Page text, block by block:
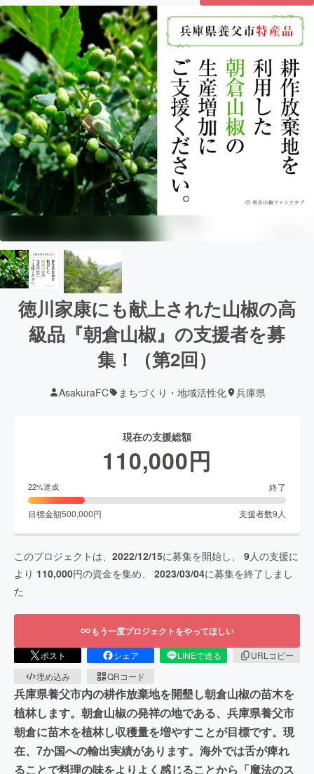
徳川家康にも献上された山椒の高
級品『朝倉山椒』の支援者を募
集！（第2回）
AsakuraFC まちづくり・地域活性化 兵庫県
現在の支援総額
110,000円
22%達成 終了
目標金額500,000円 支援者数9 人
このプロジェクトは、 2022/12/15に募集を開始し、 9人の支援に
より 110,000円の資金を集め、 2023/03/04に募集を終了しまし
た
もう一度プロジェクトをやってほしい
ポスト シェア LINEで送る
URLコピー
埋め込み
QRコード
兵庫県養父市内の耕作放棄地を開墾し朝倉山椒の苗木を
植林します。朝倉山椒の発祥の地である、兵庫県養父市
朝倉に苗木を植林し収穫量を増やすことが目標です。現
在、7か国への輸出実績があります。海外では舌が痺れ
ることで料理の味をよりよく感じることから「魔法のス